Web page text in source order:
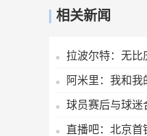
相关新闻
拉波尔特：无比
阿米里：我和
球员赛后与球迷
直播吧：北京首